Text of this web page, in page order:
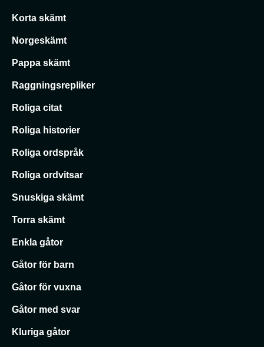
Korta skämt
Norgeskämt
Pappa skämt
Raggningsrepliker
Roliga citat
Roliga historier
Roliga ordspråk
Roliga ordvitsar
Snuskiga skämt
Torra skämt
Enkla gåtor
Gåtor för barn
Gåtor för vuxna
Gåtor med svar
Kluriga gåtor